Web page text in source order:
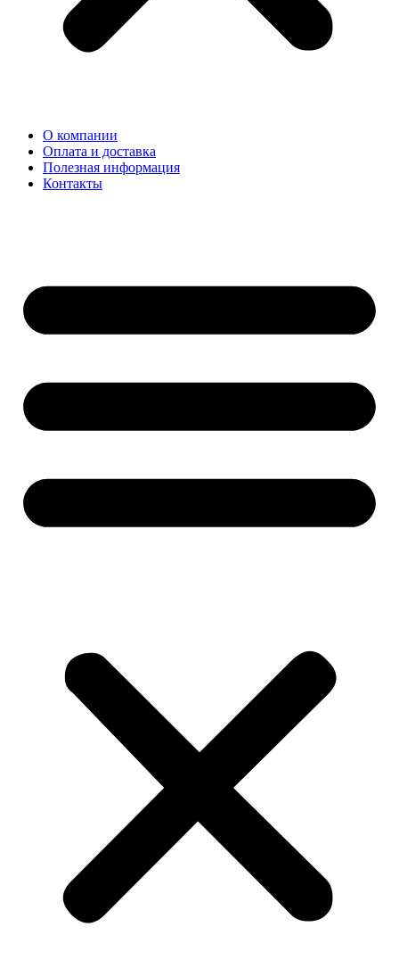
О компании
Оплата и доставка
Полезная информация
Контакты